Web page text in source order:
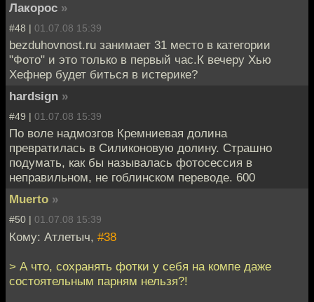
Лакорос »
#48 | 01.07.08 15:39
bezduhovnost.ru занимает 31 место в категории
"Фото" и это только в первый час.К вечеру Хью
Хефнер будет биться в истерике?
hardsign »
#49 | 01.07.08 15:39
По воле надмозгов Кремниевая долина
превратилась в Силиконовую долину. Страшно
подумать, как бы называлась фотосессия в
неправильном, не гоблинском переводе. 600
Muerto »
#50 | 01.07.08 15:39
Кому: Атлетыч, #38
> А что, сохранять фотки у себя на компе даже
состоятельным парням нельзя?!